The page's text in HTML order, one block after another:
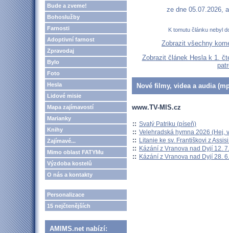
Bude a zveme!
Bohoslužby
Farnosti
Adoptivní farnost
Zpravodaj
Bylo
Foto
Hesla
Lidové misie
Mapa zajímavostí
Marianky
Knihy
Zajímavé...
Mimo oblast FATYMu
Výzdoba kostelů
O nás a kontakty
Personalizace
15 nejčtenějších
AMIMS.net nabízí:
ze dne 05.07.2026,
K tomutu článku nebyl
Zobrazit všechny
Zobrazit článek Hesla k 1.
Nové filmy, videa a audia
www.TV-MIS.cz
:: Svatý Patriku (píseň)
:: Velehradská hymna 2026 (Hej,
:: Litanie ke sv. Františkovi z
:: Kázání z Vranova nad Dyjí 12.
:: Kázání z Vranova nad Dyjí 28.